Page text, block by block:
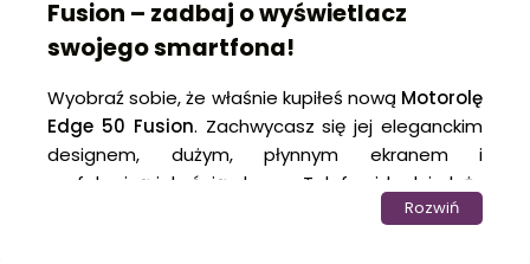
Fusion – zadbaj o wyświetlacz
swojego smartfona!
Wyobraź sobie, że właśnie kupiłeś nową Motorolę
Edge 50 Fusion. Zachwycasz się jej eleganckim
designem, dużym, płynnym ekranem i
perfekcyjną jakością obrazu. Telefon idealnie leży
w dłoni, a ekran lśni w promieniach słońca,
Rozwiń